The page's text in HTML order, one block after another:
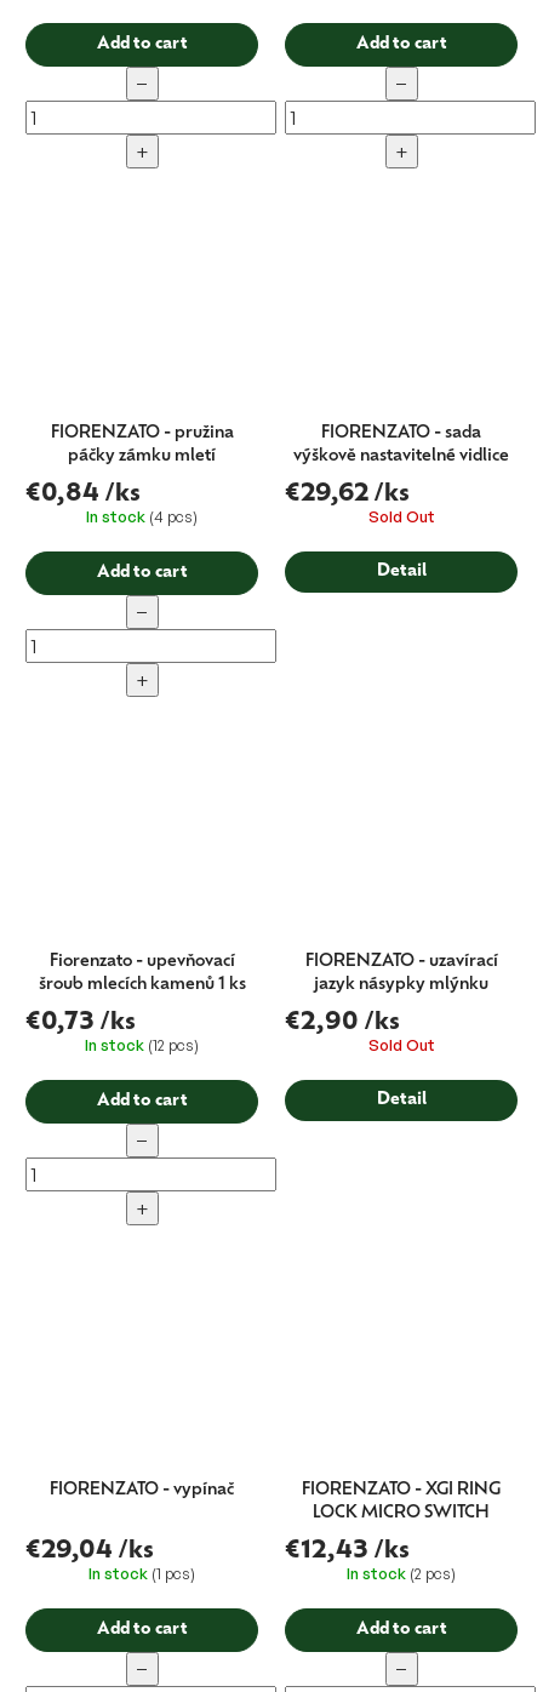
Add to cart
−
+
Add to cart
−
+
FIORENZATO - pružina
páčky zámku mletí
€0,84 /ks
In stock (4 pcs)
Add to cart
−
+
FIORENZATO - sada
výškově nastavitelné vidlice
€29,62 /ks
Sold Out
Detail
Fiorenzato - upevňovací
šroub mlecích kamenů 1 ks
€0,73 /ks
In stock (12 pcs)
Add to cart
−
+
FIORENZATO - uzavírací
jazyk násypky mlýnku
€2,90 /ks
Sold Out
Detail
FIORENZATO - vypínač
€29,04 /ks
In stock (1 pcs)
Add to cart
−
FIORENZATO - XGI RING
LOCK MICRO SWITCH
€12,43 /ks
In stock (2 pcs)
Add to cart
−